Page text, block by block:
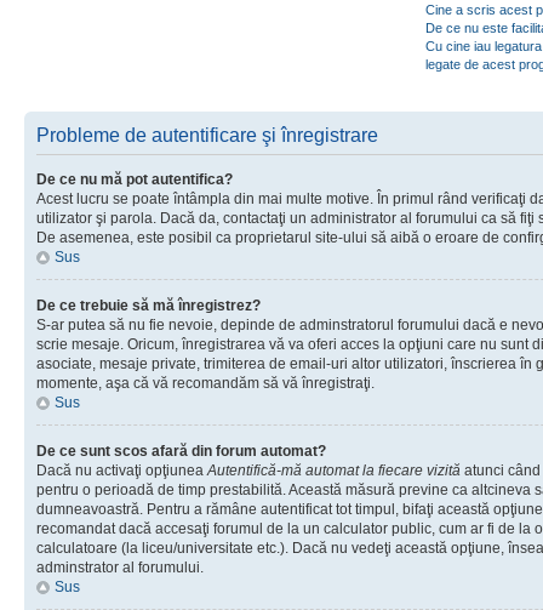
Cine a scris acest
De ce nu este
Cu cine iau
legate de acest
Probleme de autentificare şi înregistrare
De ce nu mă pot autentifica?
Acest lucru se poate întâmpla din mai multe motive. În primul rând verificaţi
utilizator şi parola. Dacă da, contactaţi un administrator al forumului ca să fiţi
De asemenea, este posibil ca proprietarul site-ului să aibă o eroare de
Sus
De ce trebuie să mă înregistrez?
S-ar putea să nu fie nevoie, depinde de adminstratorul forumului dacă e
scrie mesaje. Oricum, înregistrarea vă va oferi acces la opţiuni care nu sunt
asociate, mesaje private, trimiterea de email-uri altor utilizatori, înscrierea în
momente, aşa că vă recomandăm să vă înregistraţi.
Sus
De ce sunt scos afară din forum automat?
Dacă nu activaţi opţiuneaAutentifică-mă automat la fiecare vizită atunci
pentru o perioadă de timp prestabilită. Această măsură previne ca altcineva
dumneavoastră. Pentru a rămâne autentificat tot timpul, bifaţi această
recomandat dacă accesaţi forumul de la un calculator public, cum ar fi de la
calculatoare (la liceu/universitate etc.). Dacă nu vedeţi această opţiune,
adminstrator al forumului.
Sus